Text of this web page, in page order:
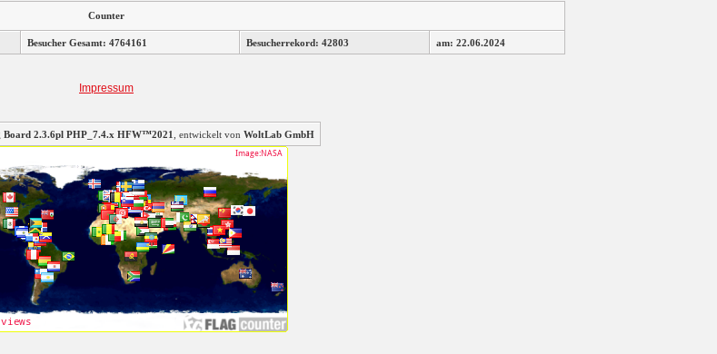
Counter
Besucher Gesamt: 4764161 Besucherrekord: 42803 am: 22.06.2024
Impressum
Board 2.3.6pl PHP_7.4.x HFW™2021 , entwickelt von WoltLab GmbH